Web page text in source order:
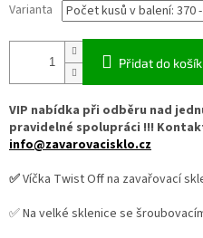
Varianta
Přidat do
VIP nabídka při odběru nad
pravidelné spolupráci !!!
info@zavarovacisklo.cz
✅Víčka Twist Off na zavařovací
✅ Na velké sklenice se